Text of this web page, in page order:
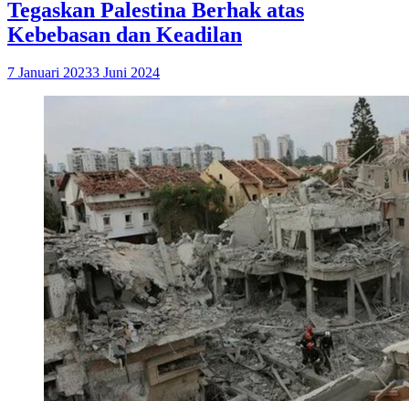
Tegaskan Palestina Berhak atas
Kebebasan dan Keadilan
7 Januari 20233 Juni 2024